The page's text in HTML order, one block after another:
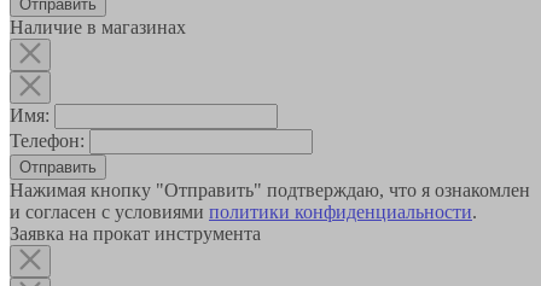
Наличие в магазинах
Имя:
Телефон:
Отправить
Нажимая кнопку "Отправить" подтверждаю, что я ознакомлен
и согласен с условиями политики конфиденциальности.
Заявка на прокат инструмента